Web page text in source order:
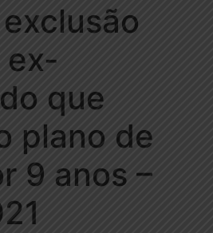
ex-
que
plano de
9 anos –